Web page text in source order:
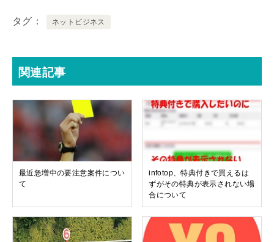
タグ ネットビジネス
関連記事
最近急増中の要注意案件につい
て
infotop、特典付きで買えるは
ずがその特典が表示されない場
合について